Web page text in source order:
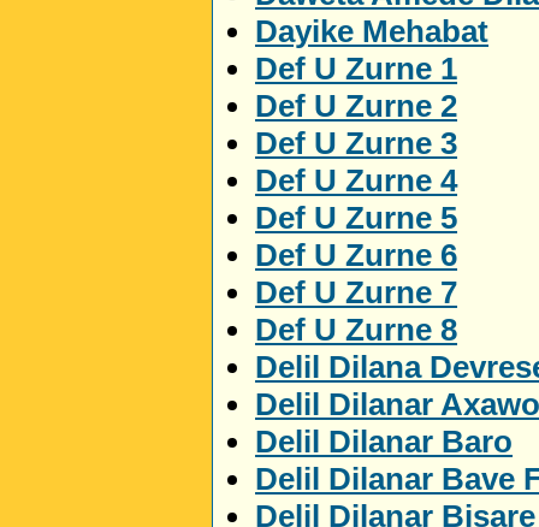
Dayike Mehabat
Def U Zurne 1
Def U Zurne 2
Def U Zurne 3
Def U Zurne 4
Def U Zurne 5
Def U Zurne 6
Def U Zurne 7
Def U Zurne 8
Delil Dilana
Delil Dilanar
Delil Dilanar Baro
Delil Dilanar Bave
Delil Dilanar